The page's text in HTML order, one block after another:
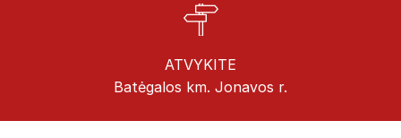
ATVYKITE
Batėgalos km. Jonavos r.